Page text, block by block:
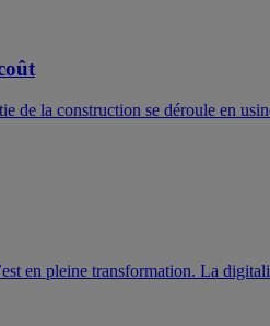
de la construction se déroule en
en pleine transformation. La